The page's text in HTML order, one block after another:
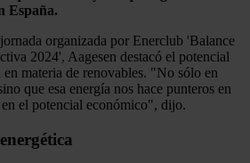
España.
organizada por Enerclub 'Balance
2024', Aagesen destacó el potencial
materia de renovables. "No sólo en
que esa energía nos hace punteros en
el potencial económico", dijo.